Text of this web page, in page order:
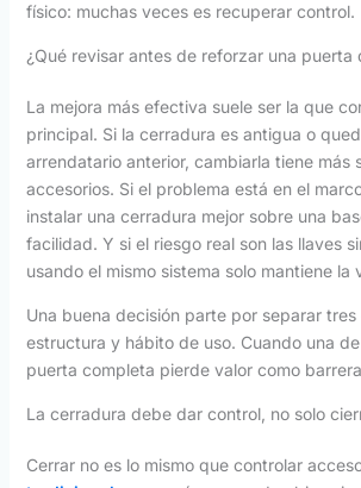
físico: muchas veces es recuperar control.
¿Qué revisar antes de reforzar una puerta
La mejora más efectiva suele ser la que
principal. Si la cerradura es antigua o
arrendatario anterior, cambiarla tiene más
accesorios. Si el problema está en el
instalar una cerradura mejor sobre una
facilidad. Y si el riesgo real son las llaves
usando el mismo sistema solo mantiene la
Una buena decisión parte por separar tres
estructura y hábito de uso. Cuando una
puerta completa pierde valor como
La cerradura debe dar control, no solo
Cerrar no es lo mismo que controlar